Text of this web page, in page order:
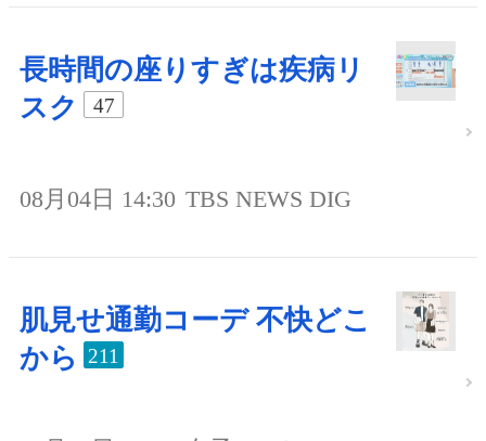
長時間の座りすぎは疾病リ
スク
47
08月04日 14:30 TBS NEWS DIG
肌見せ通勤コーデ 不快どこ
から
211